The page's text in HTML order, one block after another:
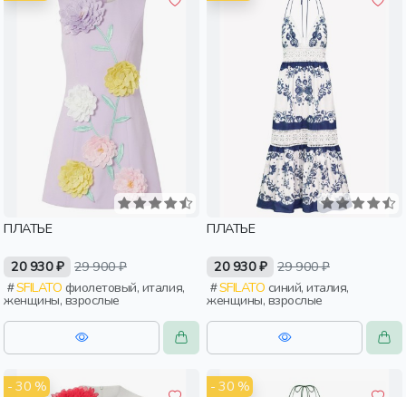
ПЛАТЬЕ
20 930 ₽ 29 900 ₽
SFILATO
женщины, взрослые
ПЛАТЬЕ
20 930 ₽ 29 900 ₽
SFILATO
женщины, взрослые
- 30 % - 30 %